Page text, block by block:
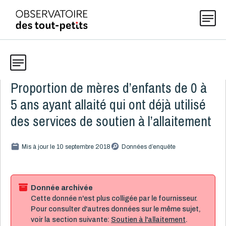
Thématiques
Explorer les données 0-5
Publications
Actualités
À propos
Données
Bébés allaités
Raisons de l'arrêt
Soutien à l'allaitement
Proportion de mères d’enfants de 0 à
5 ans ayant allaité qui ont déjà utilisé
des services de soutien à l’allaitement
Mis à jour le 10 septembre 2018 Données d’enquête
Donnée archivée
Cette donnée n'est plus colligée par le fournisseur.
Pour consulter d'autres données sur le même sujet,
voir la section suivante: Soutien à l'allaitement.